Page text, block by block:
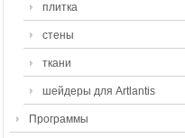
плитка
стены
ткани
шейдеры для Artlantis
Программы